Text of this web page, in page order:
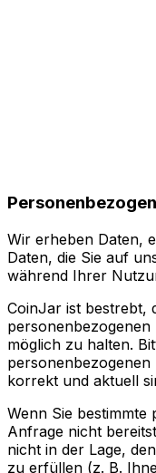
Wir erheben Daten,
Daten, die Sie auf
während Ihrer
CoinJar ist bestrebt,
möglich zu halten.
personenbezogenen
korrekt und aktuell
Wenn Sie
Anfrage nicht
nicht in der Lage,
zu erfüllen (z. B.